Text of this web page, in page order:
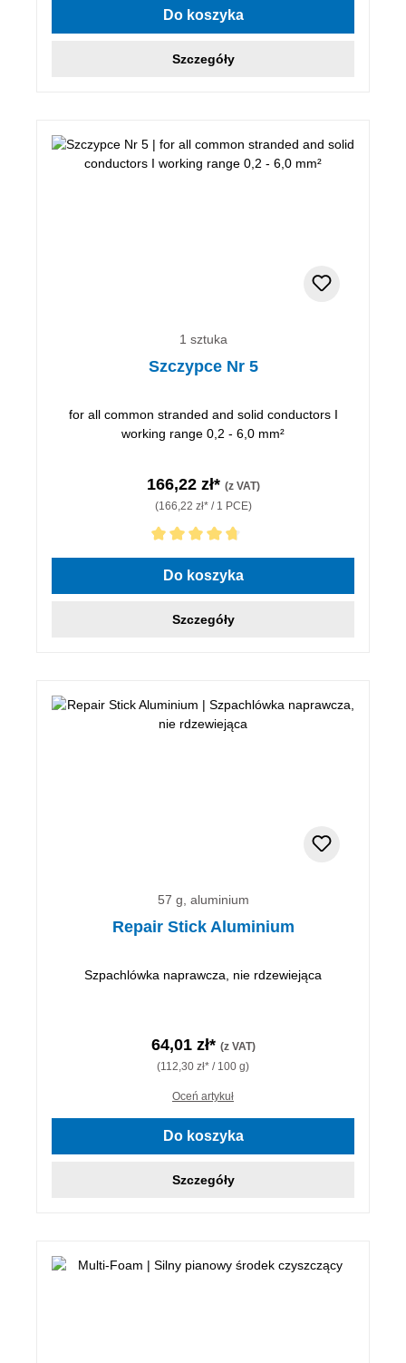
Do koszyka
Szczegóły
1 sztuka
Szczypce Nr 5
for all common stranded and solid conductors I
working range 0,2 - 6,0 mm²
166,22 zł* (z VAT)
(166,22 zł* / 1 PCE)
Średnia ocena 4.86 z 5 gwiazdek
Do koszyka
Szczegóły
57 g, aluminium
Repair Stick Aluminium
Szpachlówka naprawcza, nie rdzewiejąca
64,01 zł* (z VAT)
(112,30 zł* / 100 g)
Oceń artykuł
Do koszyka
Szczegóły